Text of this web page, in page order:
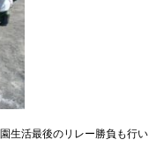
生活最後のリレー勝負も行い